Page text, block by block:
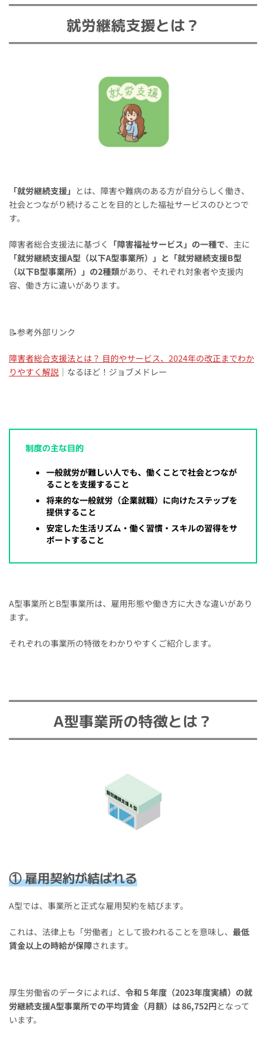
就労継続支援とは？
「就労継続支援」 とは、障害や難病のある方が自分らしく働き、
社会とつながり続けることを目的とした福祉サービスのひとつで
す。
障害者総合支援法に基づく 「障害福祉サービス」の一種で、主に
「就労継続支援A型（以下A型事業所）」と「就労継続支援B型
（以下B型事業所）」の2種類があり、それぞれ対象者や支援内
容、働き方に違いがあります。
📝参考外部リンク
障害者総合支援法とは？ 目的やサービス、2024年の改正までわか
りやすく解説 ｜なるほど！ジョブメドレー
制度の主な目的
一般就労が難しい人でも、働くことで社会とつなが
ることを支援すること
将来的な一般就労（企業就職）に向けたステップを
提供すること
安定した生活リズム・働く習慣・スキルの習得をサ
ポートすること
A型事業所とB型事業所は、雇用形態や働き方に大きな違いがあり
ます。
それぞれの事業所の特徴をわかりやすくご紹介します。
A型事業所の特徴とは？
① 雇用契約が結ばれる
A型では、事業所と正式な雇用契約を結びます。
これは、法律上も「労働者」として扱われることを意味し、 最低
賃金以上の時給が保障されます。
厚生労働省のデータによれば、 令和５年度（2023年度実績）の就
労継続支援A型事業所での平均賃金（月額）は 86,752円となって
います。